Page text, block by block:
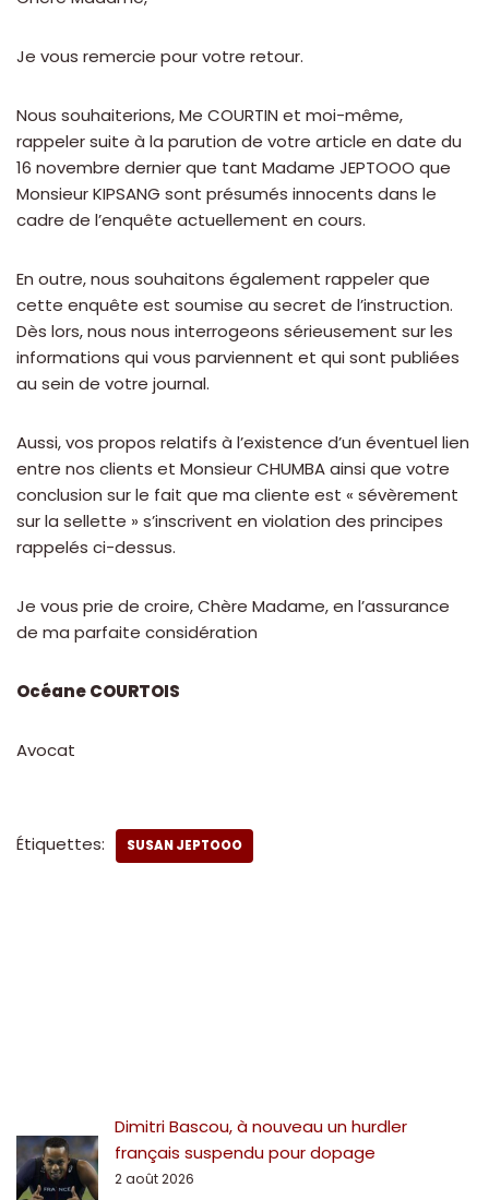
Je vous remercie pour votre retour.
Nous souhaiterions, Me COURTIN et moi-même,
rappeler suite à la parution de votre article en date du
16 novembre dernier que tant Madame JEPTOOO que
Monsieur KIPSANG sont présumés innocents dans le
cadre de l’enquête actuellement en cours.
En outre, nous souhaitons également rappeler que
cette enquête est soumise au secret de l’instruction.
Dès lors, nous nous interrogeons sérieusement sur les
informations qui vous parviennent et qui sont publiées
au sein de votre journal.
Aussi, vos propos relatifs à l’existence d’un éventuel lien
entre nos clients et Monsieur CHUMBA ainsi que votre
conclusion sur le fait que ma cliente est « sévèrement
sur la sellette » s’inscrivent en violation des principes
rappelés ci-dessus.
Je vous prie de croire, Chère Madame, en l’assurance
de ma parfaite considération
Océane COURTOIS
Avocat
Étiquettes: SUSAN JEPTOOO
Dimitri Bascou, à nouveau un hurdler
français suspendu pour dopage
2 août 2026